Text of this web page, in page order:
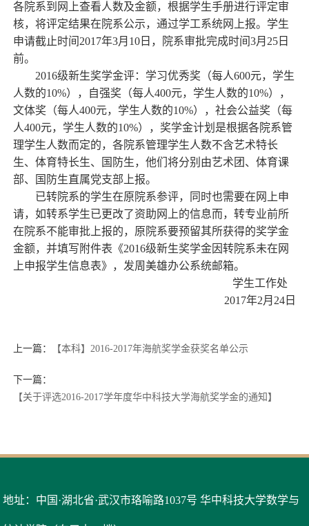
各院系到网上查看人数及金额，根据学生手册进行评定审
核，将评定结果在院系公示，通过学工系统网上报。学生
申请截止时间2017年3月10日，院系审批完成时间3月25日
前。
2016级新生奖学金评：学习优秀奖（每人600元，学生
人数的10%），自强奖（每人400元，学生人数的10%），
文体奖（每人400元，学生人数的10%），社会公益奖（每
人400元，学生人数的10%），奖学金计划是根据各院系管
理学生人数而定的，各院系管理学生人数不含艺术特长
生、体育特长生、国防生，他们将分别由艺术团、体育课
部、国防生直属党支部上报。
已转院系的学生在原院系参评，同时也需要在网上申
请，如转系学生已更改了资助网上的信息而，转专业前所
在院系不能审批上报的，原院系要预留其所获得的奖学金
金额，并填写附件表《2016级新生奖学金因转院系未在网
上申报学生信息表》，发周美雄办公系统邮箱。
学生工作处
2017年2月24日
上一篇： 【本科】2016-2017年海航奖学金获奖名单公示
下一篇：
【关于评选2016-2017学年度华中科技大学海航奖学金的通知】
地址：中国·湖北省·武汉市珞喻路1037号 华中科技大学数学与